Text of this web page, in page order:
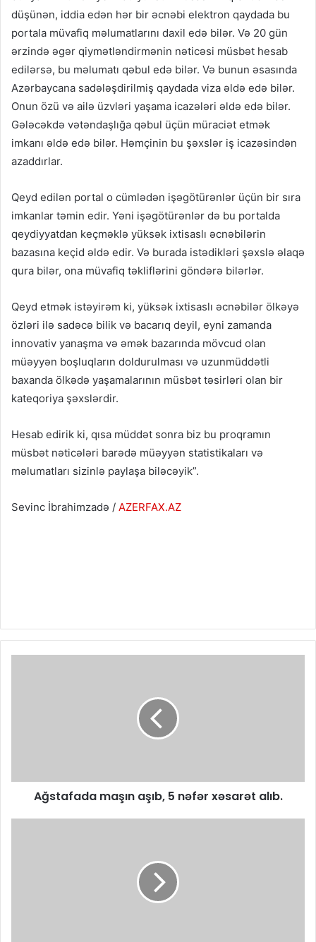
düşünən, iddia edən hər bir əcnəbi elektron qaydada bu
portala müvafiq məlumatlarını daxil edə bilər. Və 20 gün
ərzində əgər qiymətləndirmənin nəticəsi müsbət hesab
edilərsə, bu məlumatı qəbul edə bilər. Və bunun əsasında
Azərbaycana sadələşdirilmiş qaydada viza əldə edə bilər.
Onun özü və ailə üzvləri yaşama icazələri əldə edə bilər.
Gələcəkdə vətəndaşlığa qəbul üçün müraciət etmək
imkanı əldə edə bilər. Həmçinin bu şəxslər iş icazəsindən
azaddırlar.
Qeyd edilən portal o cümlədən işəgötürənlər üçün bir sıra
imkanlar təmin edir. Yəni işəgötürənlər də bu portalda
qeydiyyatdan keçməklə yüksək ixtisaslı əcnəbilərin
bazasına keçid əldə edir. Və burada istədikləri şəxslə əlaqə
qura bilər, ona müvafiq təkliflərini göndərə bilərlər.
Qeyd etmək istəyirəm ki, yüksək ixtisaslı əcnəbilər ölkəyə
özləri ilə sadəcə bilik və bacarıq deyil, eyni zamanda
innovativ yanaşma və əmək bazarında mövcud olan
müəyyən boşluqların doldurulması və uzunmüddətli
baxanda ölkədə yaşamalarının müsbət təsirləri olan bir
kateqoriya şəxslərdir.
Hesab edirik ki, qısa müddət sonra biz bu proqramın
müsbət nəticələri barədə müəyyən statistikaları və
məlumatları sizinlə paylaşa biləcəyik”.
Sevinc İbrahimzadə / AZERFAX.AZ
Ağstafada maşın aşıb, 5 nəfər xəsarət alıb.